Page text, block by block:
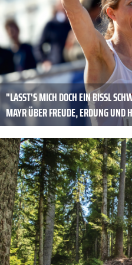
"LASST'S MICH DOCH EIN BISSL
MAYR ÜBER FREUDE, ERDUNG UND